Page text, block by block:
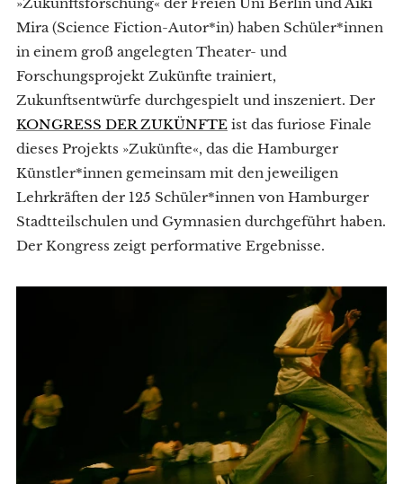
»Zukunftsforschung« der Freien Uni Berlin und Aiki
Mira (Science Fiction-Autor*in) haben Schüler*innen
in einem groß angelegten Theater- und
Forschungsprojekt Zukünfte trainiert,
Zukunftsentwürfe durchgespielt und inszeniert. Der
KONGRESS DER ZUKÜNFTE ist das furiose Finale
dieses Projekts »Zukünfte«, das die Hamburger
Künstler*innen gemeinsam mit den jeweiligen
Lehrkräften der 125 Schüler*innen von Hamburger
Stadtteilschulen und Gymnasien durchgeführt haben.
Der Kongress zeigt performative Ergebnisse.